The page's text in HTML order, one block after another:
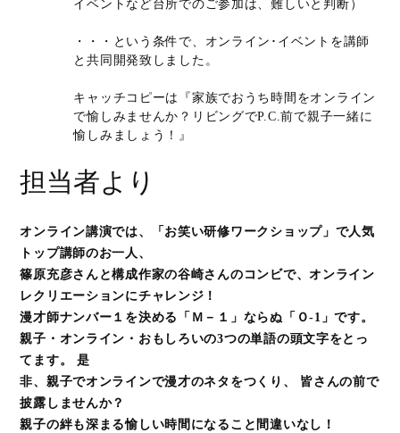
イベントなど台所でのご参加は、難しいと判断）
・・・という条件で、オンライン･イベントを講師
と共同開発致しました。
キャッチコピーは『家族でおうち時間をオンライン
で愉しみませんか？リビングでP.C.前で親子一緒に
愉しみましょう！』
担当者より
オンライン講演では、「お笑い研修ワークショップ」で人気
トップ講師のお一人、
篠原充彦さんと構成作家の谷崎さんのコンビで、オンライン
レクリエーションにチャレンジ！
漫才師ナンバー１を決める「Ｍ－１」ならぬ「Ｏ-1」です。
親子・オンライン・おもしろいの3つの単語の頭文字をとっ
てます。 是
非、親子でオンラインで漫才のネタをつくり、 皆さんの前で
披露しませんか？
親子の絆も深まる愉しい時間になること間違いなし！